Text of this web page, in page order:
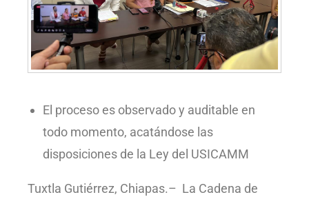
El proceso es observado y auditable en
todo momento, acatándose las
disposiciones de la Ley del USICAMM
Tuxtla Gutiérrez, Chiapas.– La Cadena de